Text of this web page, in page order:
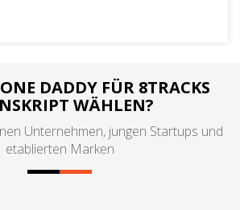
DADDY FÜR 8TRACKS
WÄHLEN?
Unternehmen, jungen Startups und
etablierten Marken